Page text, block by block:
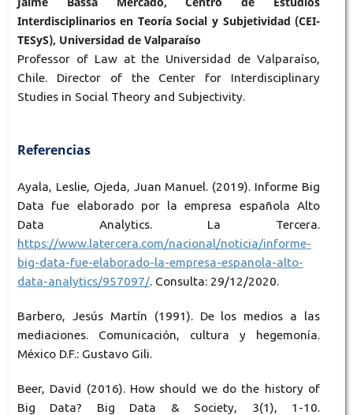
Interdisciplinarios en Teoría Social y Subjetividad (CEI-
TESyS), Universidad de Valparaíso
Professor of Law at the Universidad de Valparaíso,
Chile. Director of the Center for Interdisciplinary
Studies in Social Theory and Subjectivity.
Referencias
Ayala, Leslie, Ojeda, Juan Manuel. (2019). Informe Big
Data fue elaborado por la empresa española Alto
Data Analytics. La Tercera.
https://www.latercera.com/nacional/noticia/informe-
big-data-fue-elaborado-la-empresa-espanola-alto-
data-analytics/957097/. Consulta: 29/12/2020.
Barbero, Jesús Martín (1991). De los medios a las
mediaciones. Comunicación, cultura y hegemonía.
México D.F.: Gustavo Gili.
Beer, David (2016). How should we do the history of
Big Data? Big Data & Society, 3(1), 1-10.